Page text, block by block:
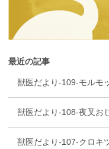
最近の記事
獣医だより-109-モルモ
獣医だより-108-夜叉お
獣医だより-107-クロキ